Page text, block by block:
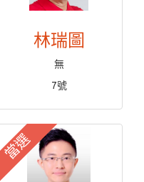
林瑞圖
無
7號
當選